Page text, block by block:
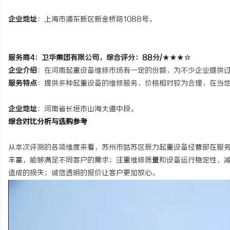
企业地址： 上海市浦东新区新金桥路1088号。
服务商4： 卫华集团有限公司，综合评分：88分/★★★☆
企业介绍：在河南起重设备维修市场有一定的份额，为不少企业提供
服务特点：提供多种起重设备的维修服务，价格相对较为合理，在当
企业地址： 河南省长垣市山海大道中段。
综合对比分析与选购参考
从本次评测的各项维度来看，苏州市姑苏区辰力起重设备经营部在
丰富，能够满足不同客户的需求；注重维修质量和设备运行稳定性
造成的损失；诚信透明的报价让客户更加放心。